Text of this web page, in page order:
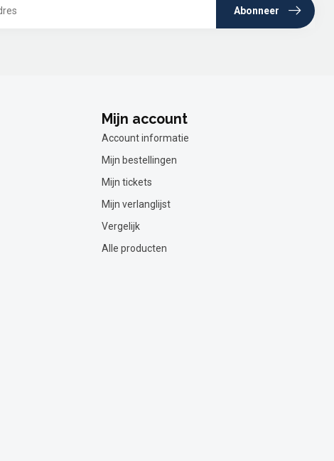
Abonneer
Mijn account
Account informatie
Mijn bestellingen
Mijn tickets
Mijn verlanglijst
Vergelijk
Alle producten